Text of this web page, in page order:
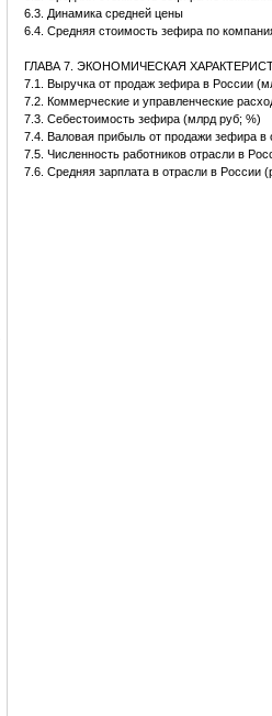
6.3. Динамика средней цены
6.4. Средняя стоимость зефира по
ГЛАВА 7. ЭКОНОМИЧЕСКАЯ
7.1. Выручка от продаж зефира в
7.2. Коммерческие и управленческие
7.3. Себестоимость зефира (млрд руб;
7.4. Валовая прибыль от продажи
7.5. Численность работников отрасли в
7.6. Средняя зарплата в отрасли в России